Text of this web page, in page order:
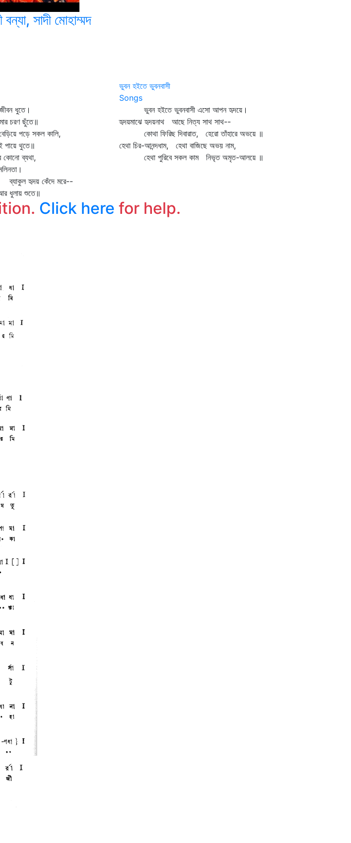
সাদী মোহাম্মদ
ধুতে।
চরণ ছুঁতে॥
পড়ে সকল কালি,
পায়ে থুতে॥
ব্যথা,
হৃদয় কেঁদে মরে--
ধুলায় শুতে॥
ভুবন হইতে ভুবনবাসী
Songs
ভুবন হইতে ভুবনবাসী এসো আপন হৃদয়ে।
হৃদয়মাঝে হৃদয়নাথ আছে নিত্য সাথ সাথ--
কোথা ফিরিছ দিবারাত, হেরো তাঁহারে অভয়ে ॥
হেথা চির-আনন্দধাম, হেথা বাজিছে অভয় নাম,
হেথা পুরিবে সকল কাম নিভৃত অমৃত-আলয়ে ॥
Click here for help.